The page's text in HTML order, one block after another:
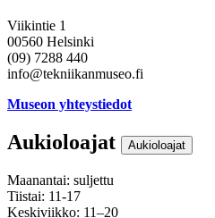
Viikintie 1
00560 Helsinki
(09) 7288 440
info@tekniikanmuseo.fi
Museon yhteystiedot
Aukioloajat Aukioloajat
Maanantai: suljettu
Tiistai: 11-17
Keskiviikko: 11–20